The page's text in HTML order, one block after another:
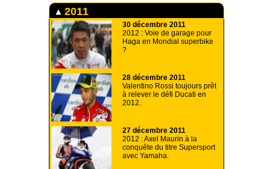
2011
30 décembre 2011
2012 : Voie de garage pour
Haga en Mondial superbike
?
28 décembre 2011
Valentino Rossi toujours prêt
à relever le défi Ducati en
2012.
27 décembre 2011
2012 : Axel Maurin à la
conquête du titre Supersport
avec Yamaha.